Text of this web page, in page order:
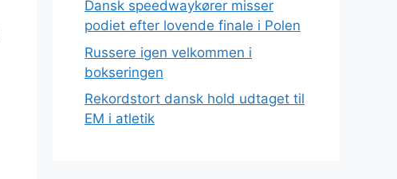
Dansk speedwaykører misser
podiet efter lovende finale i Polen
Russere igen velkommen i
bokseringen
Rekordstort dansk hold udtaget til
EM i atletik